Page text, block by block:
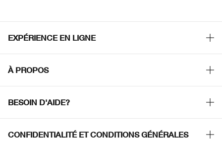
EXPÉRIENCE EN LIGNE
Points de Vente
Consultation en ligne
À PROPOS
Recrutement
BESOIN D'AIDE?
CONFIDENTIALITÉ ET CONDITIONS GÉNÉRALES